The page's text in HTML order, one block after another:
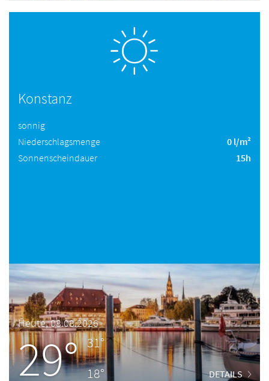
Konstanz
sonnig
Niederschlagsmenge
0 l/m²
Sonnenscheindauer
15h
Heute, 08.08.2026
29° 31°
18°
DETAILS